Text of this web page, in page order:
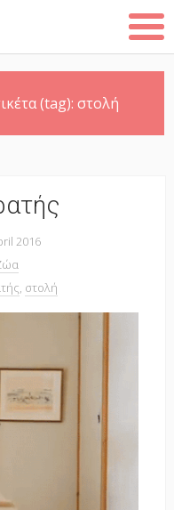
(tag): στολή
2016
, στολή